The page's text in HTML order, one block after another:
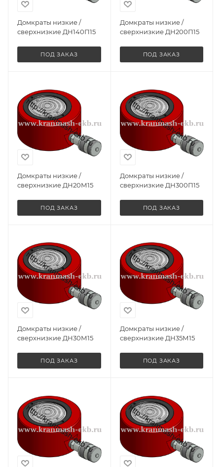
Домкраты низкие /
сверхнизкие ДН140П15
ПОД ЗАКАЗ
Домкраты низкие /
сверхнизкие ДН200П15
ПОД ЗАКАЗ
Домкраты низкие /
сверхнизкие ДН20М15
ПОД ЗАКАЗ
Домкраты низкие /
сверхнизкие ДН300П15
ПОД ЗАКАЗ
Домкраты низкие /
сверхнизкие ДН30М15
ПОД ЗАКАЗ
Домкраты низкие /
сверхнизкие ДН35М15
ПОД ЗАКАЗ